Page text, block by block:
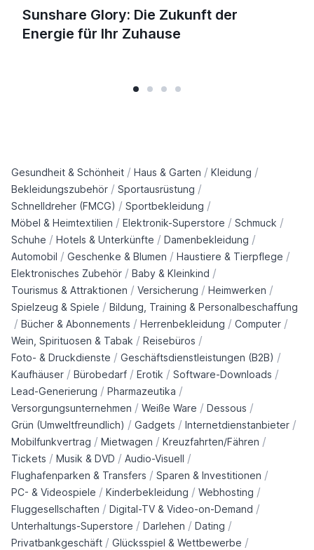
Sunshare Glory: Die Zukunft der
Energie für Ihr Zuhause
Gesundheit & Schönheit / Haus & Garten / Kleidung /
Bekleidungszubehör / Sportausrüstung /
Schnelldreher (FMCG) / Sportbekleidung /
Möbel & Heimtextilien / Elektronik-Superstore / Schmuck /
Schuhe / Hotels & Unterkünfte / Damenbekleidung /
Automobil / Geschenke & Blumen / Haustiere & Tierpflege /
Elektronisches Zubehör / Baby & Kleinkind /
Tourismus & Attraktionen / Versicherung / Heimwerken /
Spielzeug & Spiele / Bildung, Training & Personalbeschaffung
/ Bücher & Abonnements / Herrenbekleidung / Computer /
Wein, Spirituosen & Tabak / Reisebüros /
Foto- & Druckdienste / Geschäftsdienstleistungen (B2B) /
Kaufhäuser / Bürobedarf / Erotik / Software-Downloads /
Lead-Generierung / Pharmazeutika /
Versorgungsunternehmen / Weiße Ware / Dessous /
Grün (Umweltfreundlich) / Gadgets / Internetdienstanbieter /
Mobilfunkvertrag / Mietwagen / Kreuzfahrten/Fähren /
Tickets / Musik & DVD / Audio-Visuell /
Flughafenparken & Transfers / Sparen & Investitionen /
PC- & Videospiele / Kinderbekleidung / Webhosting /
Fluggesellschaften / Digital-TV & Video-on-Demand /
Unterhaltungs-Superstore / Darlehen / Dating /
Privatbankgeschäft / Glücksspiel & Wettbewerbe /